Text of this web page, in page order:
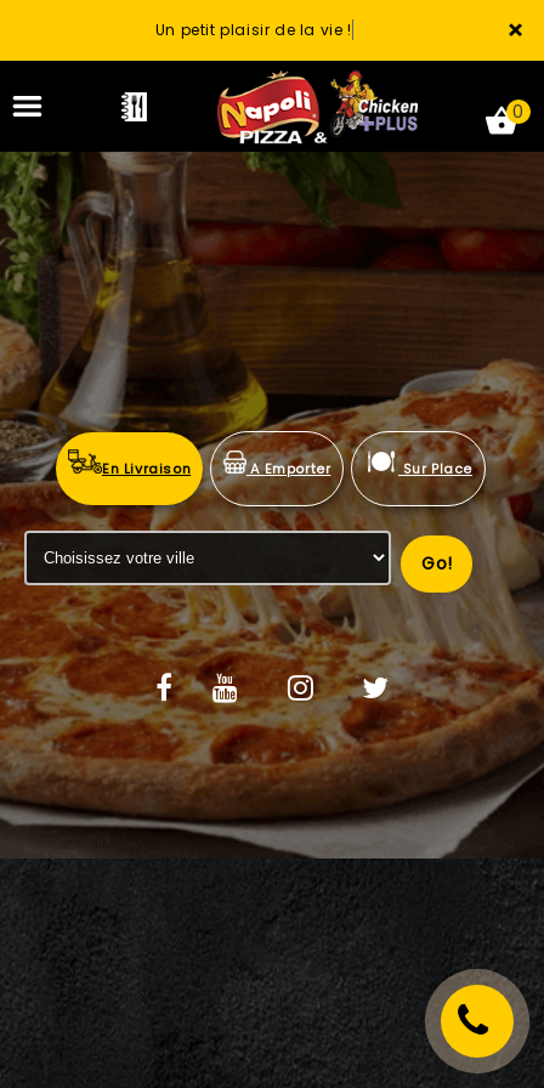
×
Un petit plaisir de la vie !
ACCUEIL
LA CARTE
VOTRE COMPTE
NOTRE RESTAURANT
VOS AVIS
MENTIONS LÉGALES
C.G.V
0
En Livraison A Emporter Sur Place
Go!